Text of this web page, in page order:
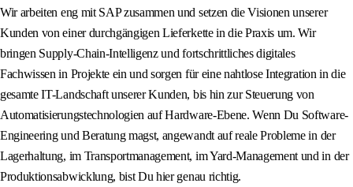
Wir arbeiten eng mit SAP zusammen und setzen die Visionen unserer
Kunden von einer durchgängigen Lieferkette in die Praxis um. Wir
bringen Supply-Chain-Intelligenz und fortschrittliches digitales
Fachwissen in Projekte ein und sorgen für eine nahtlose Integration in die
gesamte IT-Landschaft unserer Kunden, bis hin zur Steuerung von
Automatisierungstechnologien auf Hardware-Ebene. Wenn Du Software-
Engineering und Beratung magst, angewandt auf reale Probleme in der
Lagerhaltung, im Transportmanagement, im Yard-Management und in der
Produktionsabwicklung, bist Du hier genau richtig.